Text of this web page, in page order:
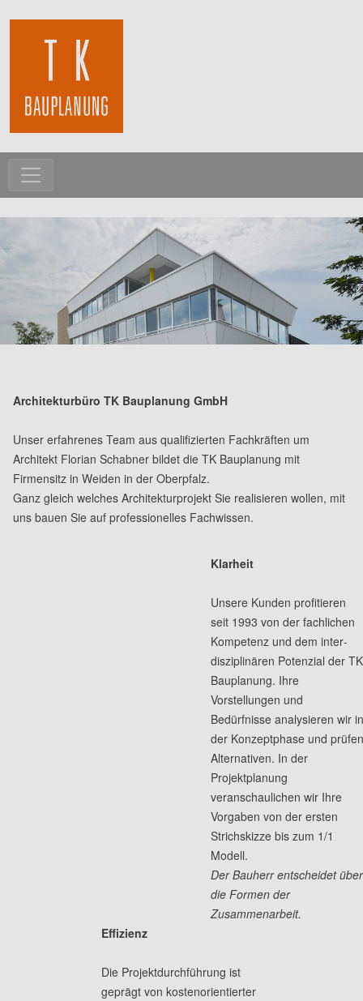
Architekturbüro TK Bauplanung GmbH
Unser erfahrenes Team aus qualifizierten Fachkräften um
Architekt Florian Schabner bildet die TK Bauplanung mit
Firmensitz in Weiden in der Oberpfalz.
Ganz gleich welches Architekturprojekt Sie realisieren wollen, mit
uns bauen Sie auf professionelles Fachwissen.
Klarheit
Unsere Kunden profitieren
seit 1993 von der fachlichen
Kompetenz und dem inter­
disziplinären Potenzial der TK
Bauplanung. Ihre
Vorstellungen und
Bedürfnisse analysieren wir
der Konzeptphase und
Alternativen. In der
Projektplanung
veranschaulichen wir Ihre
Vorgaben von der ersten
Strichskizze bis zum 1/1
Modell.
Der Bauherr entscheidet über
die Formen der
Zusammenarbeit.
Effizienz
Die Projektdurchführung ist
geprägt von kostenorientierter